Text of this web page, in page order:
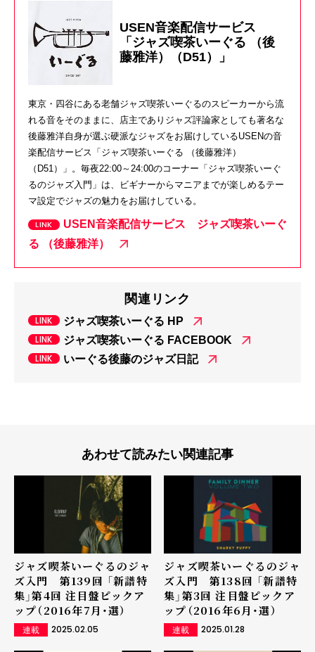
USEN音楽配信サービス
「ジャズ喫茶いーぐる （後
藤雅洋）（D51）」
東京・四谷にある老舗ジャズ喫茶いーぐるのスピーカーから流
れる音をそのままに、店主でありジャズ評論家としても著名な
後藤雅洋自身が選ぶ硬派なジャズをお届けしているUSENの音
楽配信サービス「ジャズ喫茶いーぐる （後藤雅洋）
（D51）」。毎夜22:00～24:00のコーナー「ジャズ喫茶いーぐ
るのジャズ入門」は、ビギナーからマニアまでが楽しめるテー
マ設定でジャズの魅力をお届けしている。
USEN音楽配信サービス ジャズ喫茶いーぐ
る （後藤雅洋）
関連リンク
ジャズ喫茶いーぐる HP
ジャズ喫茶いーぐる FACEBOOK
いーぐる後藤のジャズ日記
あわせて読みたい関連記事
ジャズ喫茶いーぐるのジャ
ズ入門 第139回 「新譜特
集」第4回 注目盤ピックア
ップ（2016年7月・選）
連載 2025.02.05
ジャズ喫茶いーぐるのジャ
ズ入門 第138回 「新譜特
集」第3回 注目盤ピックア
ップ（2016年6月・選）
連載 2025.01.28